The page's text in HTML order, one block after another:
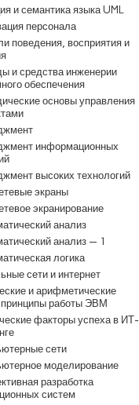
и семантика языка UML
персонала
поведения, восприятия и
и средства инженерии
обеспечения
основы управления
информационных
высоких технологий
экраны
экранирование
анализ
анализ — 1
логика
сети и интернет
и арифметические
работы ЭВМ
факторы успеха в ИТ-
сети
моделирование
разработка
систем